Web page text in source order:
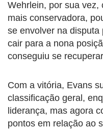
Wehrlein, por sua vez,
mais conservadora,
se envolver na
cair para a nona
conseguiu se
Com a vitória, Evans
classificação geral,
liderança, mas agora
pontos em relação ao